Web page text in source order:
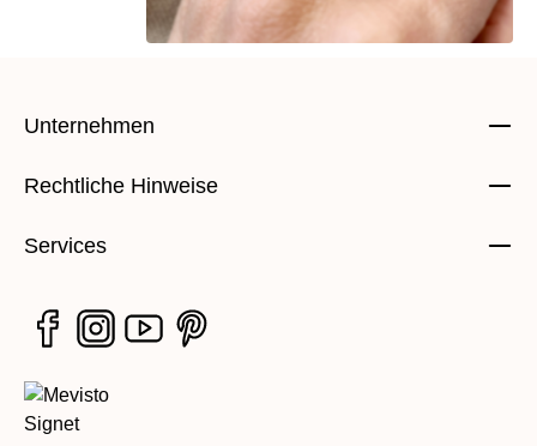
Unternehmen
Rechtliche Hinweise
Services